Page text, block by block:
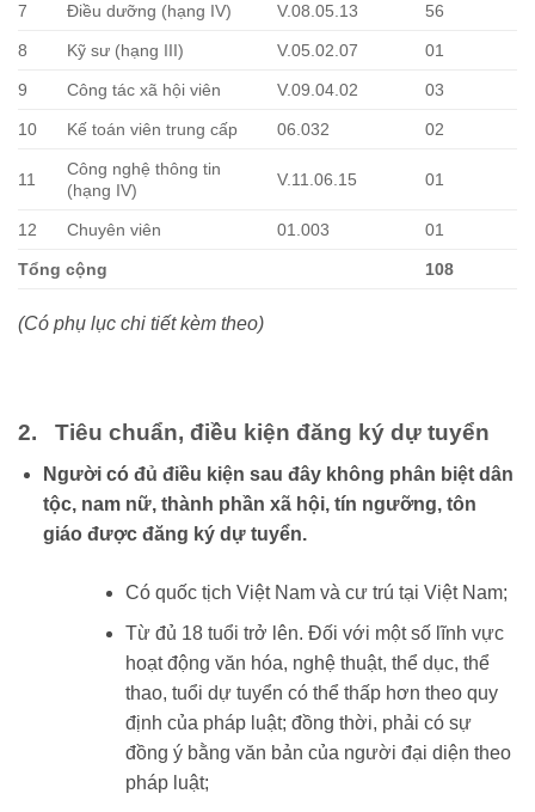
7 Điều dưỡng (hạng IV) V.08.05.13 56
8 Kỹ sư (hạng III) V.05.02.07 01
9 Công tác xã hội viên V.09.04.02 03
10 Kế toán viên trung cấp 06.032 02
11
Công nghệ thông tin
(hạng IV)
V.11.06.15 01
12 Chuyên viên 01.003 01
Tổng cộng 108
(Có phụ lục chi tiết kèm theo)
2. Tiêu chuẩn, điều kiện đăng ký dự tuyển
Người có đủ điều kiện sau đây không phân biệt dân
tộc, nam nữ, thành phần xã hội, tín ngưỡng, tôn
giáo được đăng ký dự tuyển.
Có quốc tịch Việt Nam và cư trú tại Việt Nam;
Từ đủ 18 tuổi trở lên. Đối với một số lĩnh vực
hoạt động văn hóa, nghệ thuật, thể dục, thể
thao, tuổi dự tuyển có thể thấp hơn theo quy
định của pháp luật; đồng thời, phải có sự
đồng ý bằng văn bản của người đại diện theo
pháp luật;